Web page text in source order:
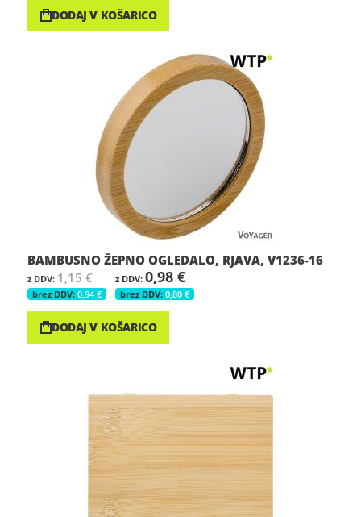
DODAJ V KOŠARICO
BAMBUSNO ŽEPNO OGLEDALO, RJAVA, V1236-16
1,15 €
0,94 €
0,98 €
0,80 €
DODAJ V KOŠARICO